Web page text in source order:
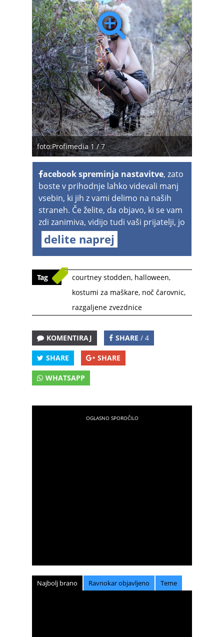
foto:Profimedia 1 / 7
acebook spreminja nastavitve, zato
boste v prihodnje lahko videvali manj
vsebin, ki jih z vami delimo na naših
straneh. Če želite, da objavo, ki se vam
zdi zanimiva, vidijo tudi vaši prijatelji, jo
delite naprej
Tag courtney stodden, halloween,
kostumi za maškare, noč čarovnic,
razgaljene zvezdnice
KOMENTIRAJ SHARE / 4
SHARE SHARE
WHATSAPP
Najbolj brano Ravnokar objavljeno Teme